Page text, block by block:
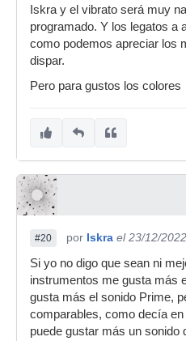
Iskra y el vibrato será muy
programado. Y los legatos a
como podemos apreciar los
dispar.
Pero para gustos los colores
#20 por Iskra el 23/12/2022
Si yo no digo que sean ni
instrumentos me gusta más
gusta más el sonido Prime,
comparables, como decía
puede gustar más un sonido